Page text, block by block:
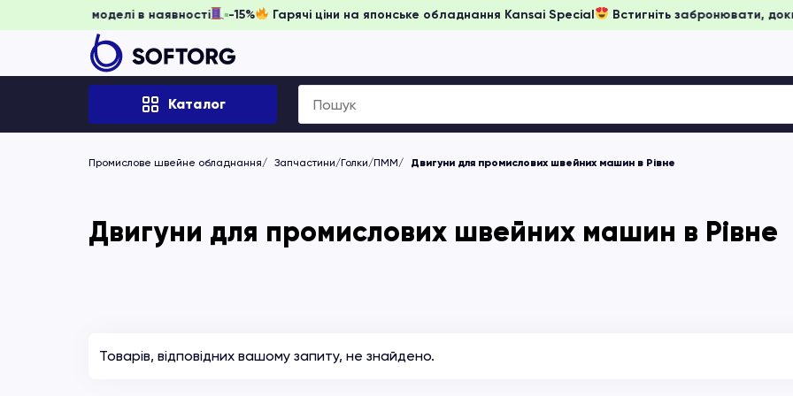
доки моделі в наявності -15% Гарячі ціни на японське обладнання Kansai Special Встигніть
Каталог
Search
for:
Промислове швейне обладнання Запчастини/Голки/ПММ Двигуни для промислових швейних машин в Рівне
Двигуни для промислових швейних машин в Рівне
Товарів, відповідних вашому запиту, не знайдено.